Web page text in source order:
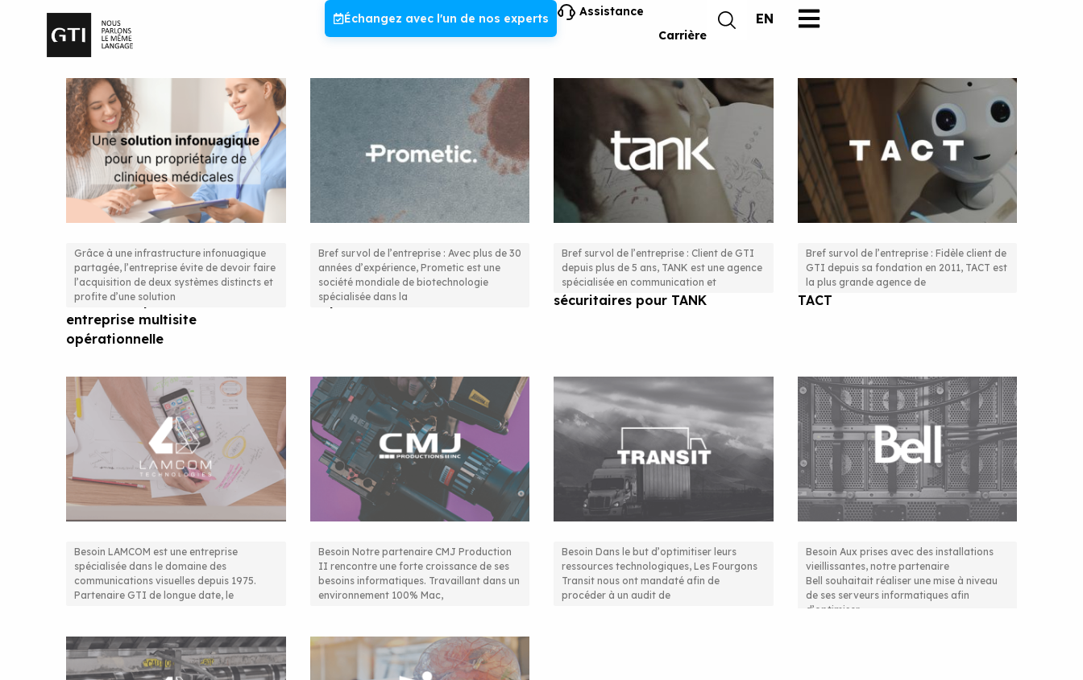
Échangez avec l'un de nos experts
Assistance
Carrière
EN
Une solution infonuagique
centralisée pour cette
entreprise multisite
opérationnelle
Grâce à une infrastructure infonuagique
partagée, l’entreprise évite de devoir faire
l’acquisition de deux systèmes distincts et
profite d’une solution
Prometic choisit GTI pour son
Impartition de Niveau I.
Bref survol de l’entreprise : Avec plus de 30
années d’expérience, Prometic est une
société mondiale de biotechnologie
spécialisée dans la
Des serveurs plus évolutifs et
sécuritaires pour TANK
Bref survol de l’entreprise : Client de GTI
depuis plus de 5 ans, TANK est une agence
spécialisée en communication et
Nouvelle solution courriel pour
TACT
Bref survol de l’entreprise : Fidèle client de
GTI depuis sa fondation en 2011, TACT est
la plus grande agence de
Une solution inédite :
l’infrastructure réseau 10 Gb
Besoin LAMCOM est une entreprise
spécialisée dans le domaine des
communications visuelles depuis 1975.
Partenaire GTI de longue date, le
Migration serveur dans un
environnement Mac
Besoin Notre partenaire CMJ Production
II rencontre une forte croissance de ses
besoins informatiques. Travaillant dans un
environnement 100% Mac,
Diagnostic de l’environnement
TI
Besoin Dans le but d’optimitiser leurs
ressources technologiques, Les Fourgons
Transit nous ont mandaté afin de
procéder à un audit de
La virtualisation pour des
serveurs plus performants
Besoin Aux prises avec des installations
vieillissantes, notre partenaire
Bell souhaitait réaliser une mise à niveau
de ses serveurs informatiques afin
d’optimiser